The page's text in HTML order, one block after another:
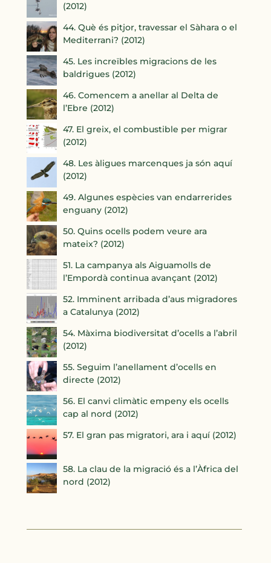
(2012)
44. Què és pitjor, travessar el Sàhara o el
Mediterrani? (2012)
45. Les increïbles migracions de les
baldrigues (2012)
46. Comencem a anellar al Delta de
l’Ebre (2012)
47. El greix, el combustible per migrar
(2012)
48. Les àligues marcenques ja són aquí
(2012)
49. Algunes espècies van endarrerides
enguany (2012)
50. Quins ocells podem veure ara
mateix? (2012)
51. La campanya als Aiguamolls de
l’Empordà continua avançant (2012)
52. Imminent arribada d’aus migradores
a Catalunya (2012)
54. Màxima biodiversitat d’ocells a l’abril
(2012)
55. Seguim l’anellament d’ocells en
directe (2012)
56. El canvi climàtic empeny els ocells
cap al nord (2012)
57. El gran pas migratori, ara i aquí (2012)
58. La clau de la migració és a l’Àfrica del
nord (2012)